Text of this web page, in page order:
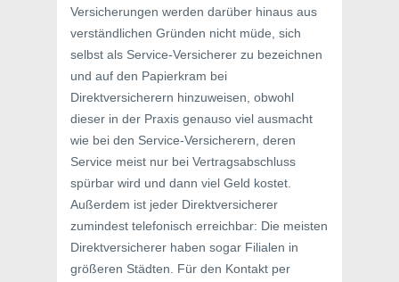
Versicherungen werden darüber hinaus aus
verständlichen Gründen nicht müde, sich
selbst als Service-Versicherer zu bezeichnen
und auf den Papierkram bei
Direktversicherern hinzuweisen, obwohl
dieser in der Praxis genauso viel ausmacht
wie bei den Service-Versicherern, deren
Service meist nur bei Vertragsabschluss
spürbar wird und dann viel Geld kostet.
Außerdem ist jeder Direktversicherer
zumindest telefonisch erreichbar: Die meisten
Direktversicherer haben sogar Filialen in
größeren Städten. Für den Kontakt per